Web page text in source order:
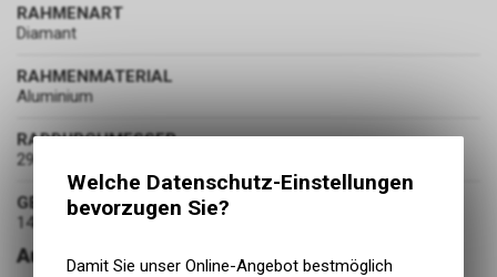
RAHMENART
Diamant
RAHMENMATERIAL
Aluminium
RADDURCHMESSER
29 Zoll
GEWICHT
14 kg
Ausstattung
Welche Datenschutz-Einstellungen
bevorzugen Sie?
Damit Sie unser Online-Angebot bestmöglich